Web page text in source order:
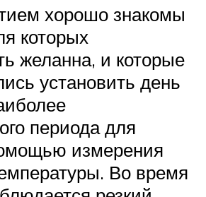
хорошо знакомы
которых
желанна, и которые
установить день
периода для
измерения
Во время